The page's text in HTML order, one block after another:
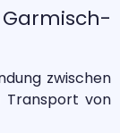
zwischen
Transport von